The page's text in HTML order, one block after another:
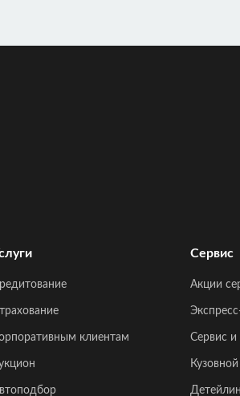
клиентам
Сервис
Акции
Сервис и